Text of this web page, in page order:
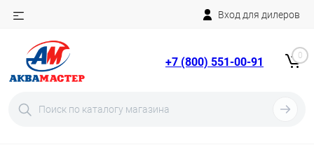
Вход для дилеров
+7 (800) 551-00-91 0